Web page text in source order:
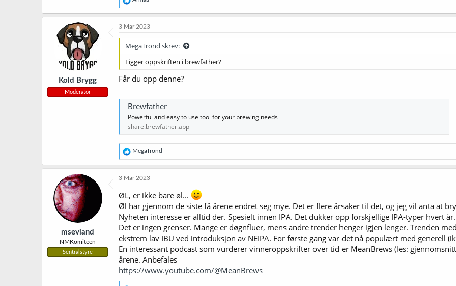
e
a
j
o
e
:
Kold Brygg
Moderator
3 Mar 2023
MegaTrond skrev:
Ligger oppskriften i brewfather?
Får du opp denne?
Brewfather
Powerful and easy to use tool for your brewing needs
share.brewfather.app
R
e
a
o
n
e
MegaTrond
msevland
NMKomiteen
Sentralstyre
3 Mar 2023
ØL, er ikke bare øl...
Øl har gjennom de siste få årene endret seg mye. Det er flere årsaker til det, og jeg vil anta at
Nyheten interesse er alltid der. Spesielt innen IPA. Det dukker opp forskjellige IPA-typer hvert
Det er ingen grenser. Mange er døgnfluer, mens andre trender henger igjen lenger. Trenden
ekstrem lav IBU ved introduksjon av NEIPA. For første gang var det nå populært med generell
En interessant podcast som vurderer vinneroppskrifter over tid er MeanBrews (les:
årene. Anbefales
https://www.youtube.com/@MeanBrews